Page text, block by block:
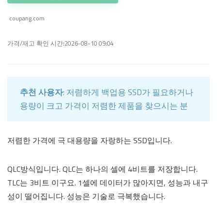
coupang.com
가격/재고 확인 시간:2026-08-10 09:04
추천 사용자: 저렴하게 백업용 SSD가 필요하거나
용량이 크고 가격이 저렴한 제품을 찾으시는 분
저렴한 가격에 극 대용량을 자랑하는 SSD입니다.
QLC방식입니다. QLC는 하나의 셀에 4비트를 저장합니다.
TLC는 3비트 이구요. 1셀에 데이터가 많아지면, 성능과 내구
성이 떨어집니다. 성능은 기술로 극복했습니다.